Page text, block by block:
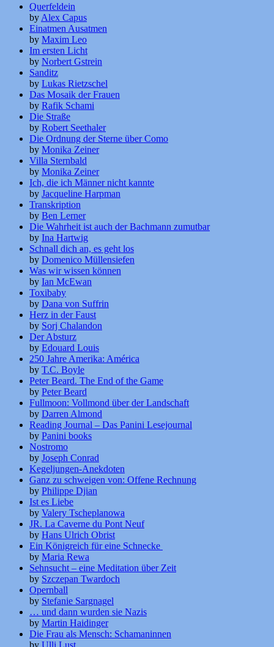
Querfeldein
by Alex Capus
Einatmen Ausatmen
by Maxim Leo
Im ersten Licht
by Norbert Gstrein
Sanditz
by Lukas Rietzschel
Das Mosaik der Frauen
by Rafik Schami
Die Straße
by Robert Seethaler
Die Ordnung der Sterne über Como
by Monika Zeiner
Villa Sternbald
by Monika Zeiner
Ich, die ich Männer nicht kannte
by Jacqueline Harpman
Transkription
by Ben Lerner
Die Wahrheit ist auch der Bachmann zumutbar
by Ina Hartwig
Schnall dich an, es geht los
by Domenico Müllensiefen
Was wir wissen können
by Ian McEwan
Toxibaby
by Dana von Suffrin
Herz in der Faust
by Sorj Chalandon
Der Absturz
by Edouard Louis
250 Jahre Amerika: América
by T.C. Boyle
Peter Beard. The End of the Game
by Peter Beard
Fullmoon: Vollmond über der Landschaft
by Darren Almond
Reading Journal – Das Panini Lesejournal
by Panini books
Nostromo
by Joseph Conrad
Kegeljungen-Anekdoten
Ganz zu schweigen von: Offene Rechnung
by Philippe Djian
Ist es Liebe
by Valery Tscheplanowa
JR. La Caverne du Pont Neuf
by Hans Ulrich Obrist
Ein Königreich für eine Schnecke
by Maria Rewa
Sehnsucht – eine Meditation über Zeit
by Szczepan Twardoch
Opernball
by Stefanie Sargnagel
… und dann wurden sie Nazis
by Martin Haidinger
Die Frau als Mensch: Schamaninnen